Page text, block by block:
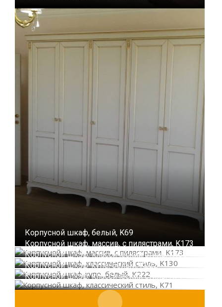
Корпусной шкаф, белый, K69
Корпусной шкаф, массив, с пилястрами, K173
Корпусной шкаф, классический стиль, K130
Корпусной шкаф-купе, белый, K222
Корпусной шкаф, классический стиль, K71